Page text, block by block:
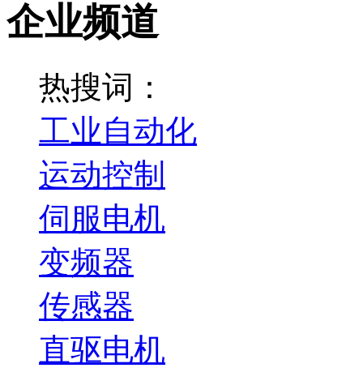
企业频道
热搜词：
工业自动化
运动控制
伺服电机
变频器
传感器
直驱电机